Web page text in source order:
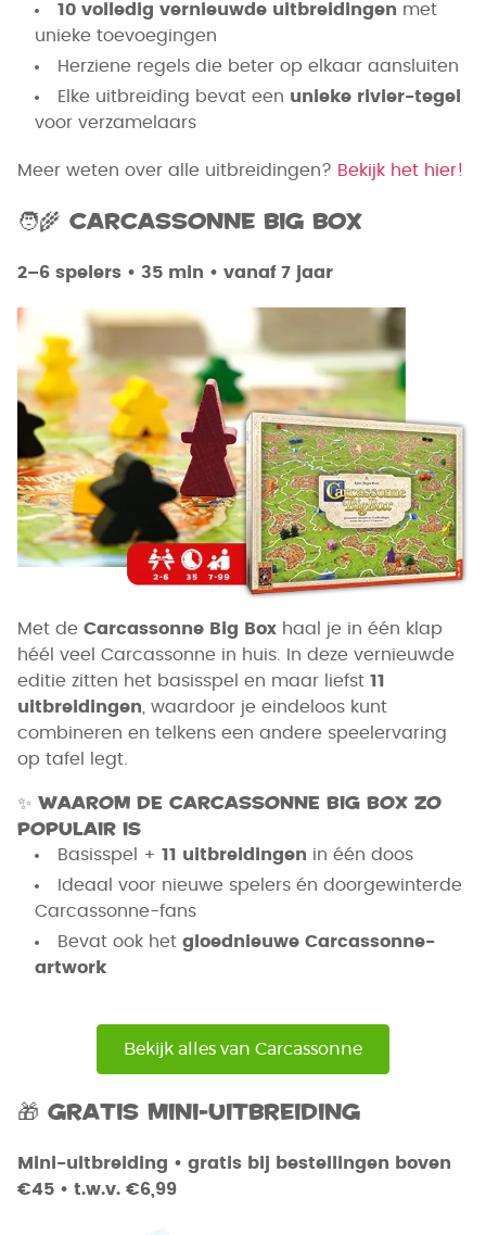
10 volledig vernieuwde uitbreidingen met
unieke toevoegingen
Herziene regels die beter op elkaar aansluiten
Elke uitbreiding bevat een unieke rivier-tegel
voor verzamelaars
Meer weten over alle uitbreidingen? Bekijk het hier!
🧑‍🌾 Carcassonne Big Box
2–6 spelers • 35 min • vanaf 7 jaar
Met de Carcassonne Big Box haal je in één klap
héél veel Carcassonne in huis. In deze vernieuwde
editie zitten het basisspel en maar liefst 11
uitbreidingen , waardoor je eindeloos kunt
combineren en telkens een andere speelervaring
op tafel legt.
✨ Waarom de Carcassonne Big Box zo
populair is
Basisspel + 11 uitbreidingen in één doos
Ideaal voor nieuwe spelers én doorgewinterde
Carcassonne-fans
Bevat ook het gloednieuwe Carcassonne-
artwork
Bekijk alles van Carcassonne
🎁 Gratis mini-uitbreiding
Mini-uitbreiding • gratis bij bestellingen boven
€45 • t.w.v. €6,99